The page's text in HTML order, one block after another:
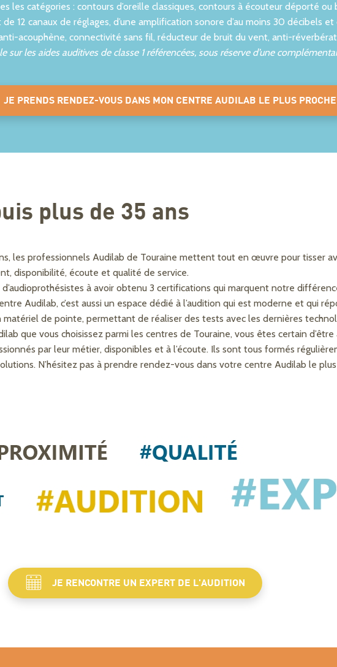
les catégories : contours d’oreille classiques, contours à écouteur déporté
12 canaux de réglages, d’une amplification sonore d’au moins 30 décibels
acouphène, connectivité sans fil, réducteur de bruit du vent, anti-
sur les aides auditives de classe 1 référencées, sous réserve d’une
JE PRENDS RENDEZ-VOUS DANS MON CENTRE AUDILAB LE PLUS PROCHE
plus de 35 ans
les professionnels Audilab de Touraine mettent tout en œuvre pour tisser
disponibilité, écoute et qualité de service.
d’audioprothésistes à avoir obtenu 3 certifications qui marquent notre
Audilab, c’est aussi un espace dédié à l’audition qui est moderne et qui
matériel de pointe, permettant de réaliser des tests avec les dernières
que vous choisissez parmi les centres de Touraine, vous êtes certain
par leur métier, disponibles et à l’écoute. Ils sont tous formés
N’hésitez pas à prendre rendez-vous dans votre centre Audilab le
JE RENCONTRE UN EXPERT DE L'AUDITION